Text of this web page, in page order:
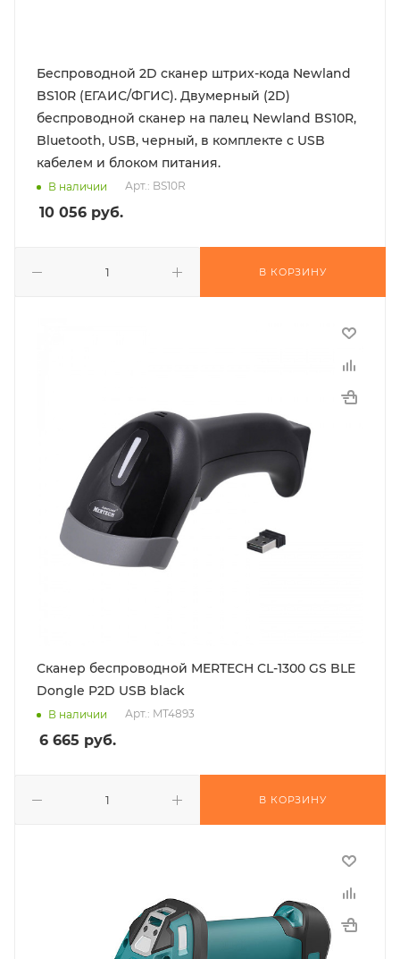
Беспроводной 2D сканер штрих-кода Newland
BS10R (ЕГАИС/ФГИС). Двумерный (2D)
беспроводной сканер на палец Newland BS10R,
Bluetooth, USB, черный, в комплекте с USB
кабелем и блоком питания.
В наличии Арт.: BS10R
10 056 руб.
В КОРЗИНУ
Сканер беспроводной MERTECH CL-1300 GS BLE
Dongle P2D USB black
В наличии Арт.: MT4893
6 665 руб.
В КОРЗИНУ